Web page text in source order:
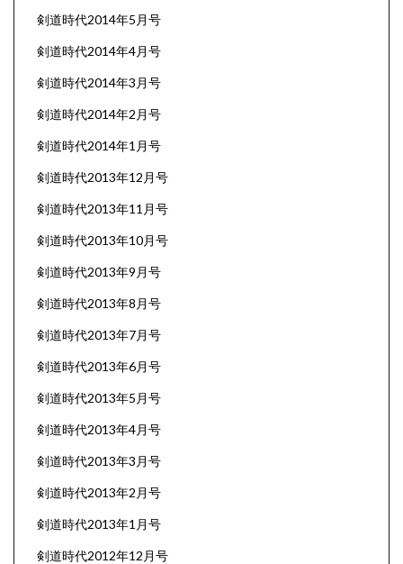
剣道時代2014年5月号
剣道時代2014年4月号
剣道時代2014年3月号
剣道時代2014年2月号
剣道時代2014年1月号
剣道時代2013年12月号
剣道時代2013年11月号
剣道時代2013年10月号
剣道時代2013年9月号
剣道時代2013年8月号
剣道時代2013年7月号
剣道時代2013年6月号
剣道時代2013年5月号
剣道時代2013年4月号
剣道時代2013年3月号
剣道時代2013年2月号
剣道時代2013年1月号
剣道時代2012年12月号